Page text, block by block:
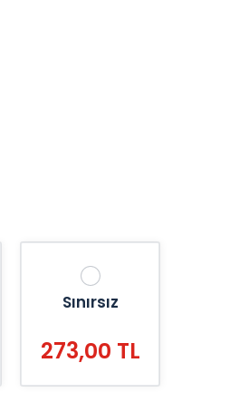
Sınırsız
273,00 TL